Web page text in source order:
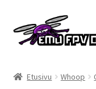
Siirry
navigointiin
Siirry
sisältöön
Etusivu Whoop